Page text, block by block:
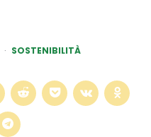
SOSTENIBILITÀ